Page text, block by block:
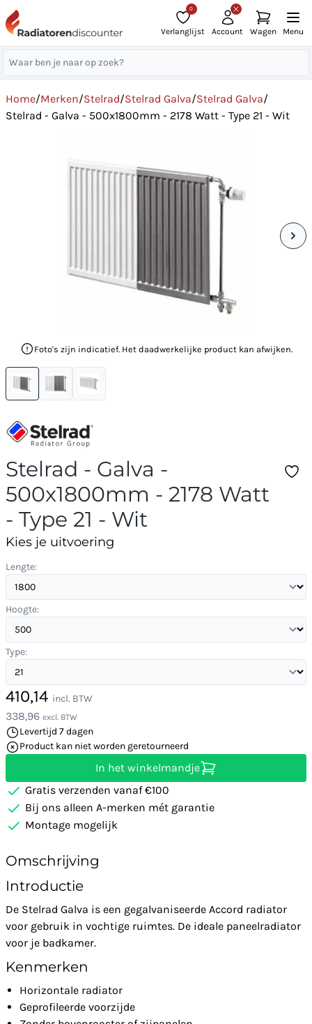
0
Verlanglijst Account Wagen Menu
Home/Merken/Stelrad/Stelrad Galva/Stelrad Galva/
Stelrad - Galva - 500x1800mm - 2178 Watt - Type 21 - Wit
Foto's zijn indicatief. Het daadwerkelijke product kan afwijken.
Stelrad - Galva -
500x1800mm - 2178 Watt
- Type 21 - Wit
Kies je uitvoering
Lengte:
Hoogte:
Type:
410,14 incl. BTW
338,96 excl. BTW
Levertijd 7 dagen
Product kan niet worden geretourneerd
In het winkelmandje
Gratis verzenden vanaf €100
Bij ons alleen A-merken mét garantie
Montage mogelijk
Omschrijving
Introductie
De Stelrad Galva is een gegalvaniseerde Accord radiator
voor gebruik in vochtige ruimtes. De ideale paneelradiator
voor je badkamer.
Kenmerken
Horizontale radiator
Geprofileerde voorzijde